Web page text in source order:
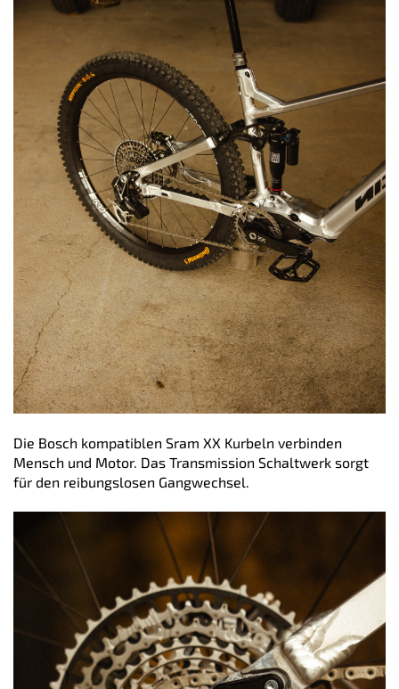
Die Bosch kompatiblen Sram XX Kurbeln verbinden
Mensch und Motor. Das Transmission Schaltwerk sorgt
für den reibungslosen Gangwechsel.